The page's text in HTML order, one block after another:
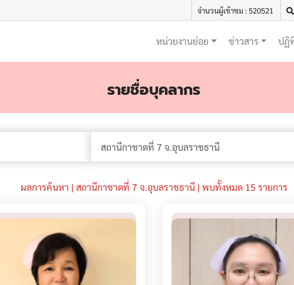
จำนวนผู้เข้าชม : 520521
หน่วยงานย่อย ข่าวสาร ปฏิ
รายชื่อบุคลากร
ผลการค้นหา | สถานีกาชาดที่ 7 จ.อุบลราชธานี | พบทั้งหมด 15 รายการ